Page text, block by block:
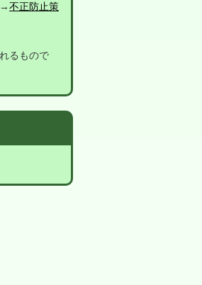
不正防止策
るもので